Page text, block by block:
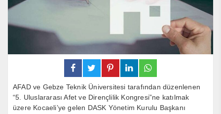
AFAD ve Gebze Teknik Üniversitesi tarafından düzenlenen
“5. Uluslararası Afet ve Dirençlilik Kongresi”ne katılmak
üzere Kocaeli’ye gelen DASK Yönetim Kurulu Başkanı